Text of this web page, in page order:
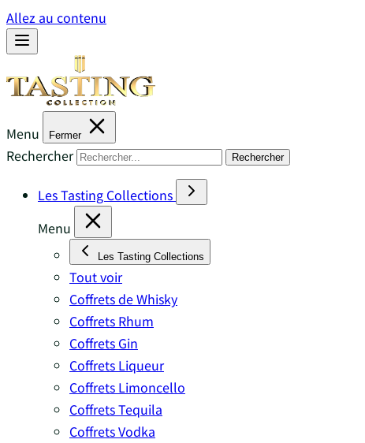
Allez au contenu
Menu Fermer
Rechercher Rechercher
Les Tasting Collections
Menu
Les Tasting Collections
Tout voir
Coffrets de Whisky
Coffrets Rhum
Coffrets Gin
Coffrets Liqueur
Coffrets Limoncello
Coffrets Tequila
Coffrets Vodka